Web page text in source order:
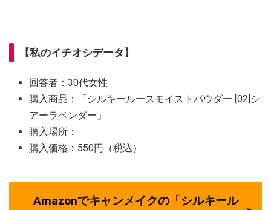
【私のイチオシデータ】
回答者：30代女性
購入商品：「シルキールースモイストパウダー [02]シ
アーラベンダー」
購入場所：
購入価格：550円（税込）
Amazonでキャンメイクの「シルキール